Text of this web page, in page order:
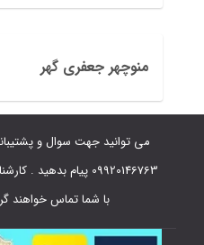
منوچهر جعفری گهر
می توانید جهت سوال و
09920146763 پیام
با شما تماس خواهند